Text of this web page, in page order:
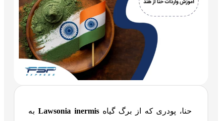
حنا، پودری که از برگ گیاهLawsonia inermisبه